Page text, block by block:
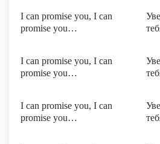
I can promise you, I can
promise you…
I can promise you, I can
promise you…
I can promise you, I can
promise you…